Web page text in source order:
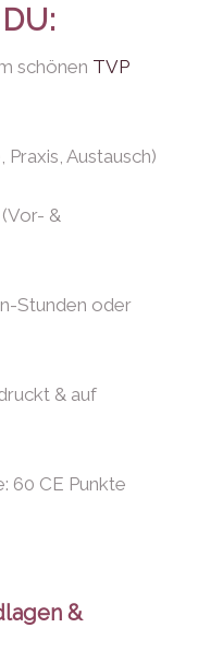
schönen TVP
Austausch)
&
Stunden oder
& auf
60 CE Punkte
&